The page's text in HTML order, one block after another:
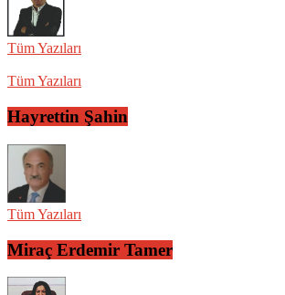
Tüm Yazıları
Tüm Yazıları
Hayrettin Şahin
Tüm Yazıları
Miraç Erdemir Tamer